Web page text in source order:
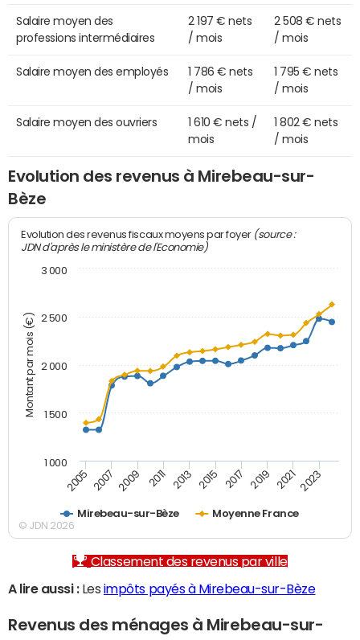
Salaire moyen des
professions intermédiaires
2 197 € nets
/ mois
2 508 € nets
/ mois
Salaire moyen des employés
1 786 € nets
/ mois
1 795 € nets
/ mois
Salaire moyen des ouvriers
1 610 € nets /
mois
1 802 € nets
/ mois
Evolution des revenus à Mirebeau-sur-
Bèze
Montant par mois (€)
Evolution des revenus fiscaux moyens par foyer (source :
JDN d'après le ministère de l'Economie)
Mirebeau-sur-Bèze Moyenne France
2005 2007 2009 2011 2013 2015 2017 2019 2021 2023
1 000
1 500
2 000
2 500
3 000
© JDN 2026
Classement des revenus par ville
A lire aussi :Les impôts payés à Mirebeau-sur-Bèze
Revenus des ménages à Mirebeau-sur-